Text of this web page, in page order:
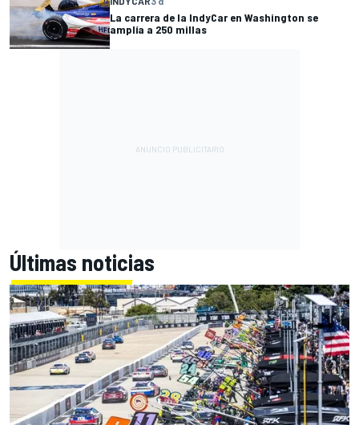
La carrera de la IndyCar en Washington se
amplía a 250 millas
Últimas noticias